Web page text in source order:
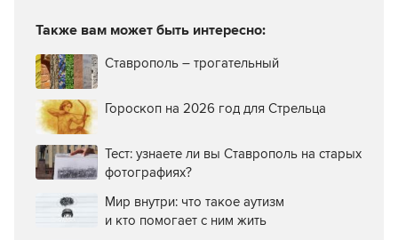
Также вам может быть интересно:
Ставрополь – трогательный
Гороскоп на 2026 год для Стрельца
Тест: узнаете ли вы Ставрополь на старых
фотографиях?
Мир внутри: что такое аутизм
и кто помогает с ним жить